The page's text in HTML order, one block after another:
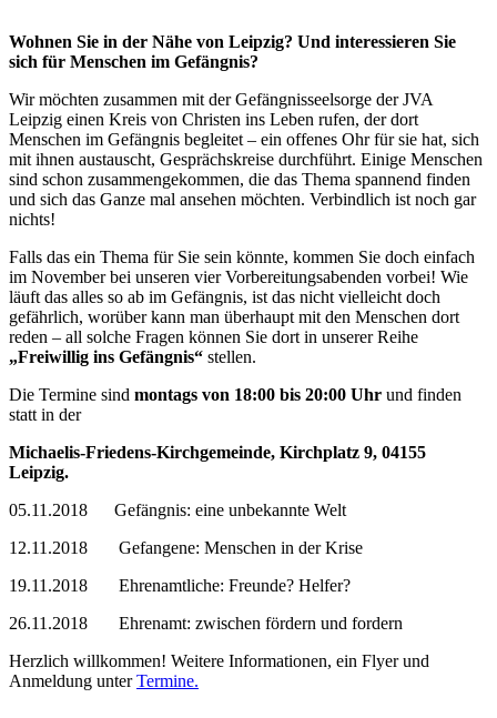
Wohnen Sie in der Nähe von Leipzig? Und interessieren Sie
sich für Menschen im Gefängnis?
Wir möchten zusammen mit der Gefängnisseelsorge der JVA
Leipzig einen Kreis von Christen ins Leben rufen, der dort
Menschen im Gefängnis begleitet – ein offenes Ohr für sie hat, sich
mit ihnen austauscht, Gesprächskreise durchführt. Einige Menschen
sind schon zusammengekommen, die das Thema spannend finden
und sich das Ganze mal ansehen möchten. Verbindlich ist noch gar
nichts!
Falls das ein Thema für Sie sein könnte, kommen Sie doch einfach
im November bei unseren vier Vorbereitungsabenden vorbei! Wie
läuft das alles so ab im Gefängnis, ist das nicht vielleicht doch
gefährlich, worüber kann man überhaupt mit den Menschen dort
reden – all solche Fragen können Sie dort in unserer Reihe
„Freiwillig ins Gefängnis“ stellen.
Die Termine sind montags von 18:00 bis 20:00 Uhr und finden
statt in der
Michaelis-Friedens-Kirchgemeinde, Kirchplatz 9, 04155
Leipzig.
05.11.2018 Gefängnis: eine unbekannte Welt
12.11.2018 Gefangene: Menschen in der Krise
19.11.2018 Ehrenamtliche: Freunde? Helfer?
26.11.2018 Ehrenamt: zwischen fördern und fordern
Herzlich willkommen! Weitere Informationen, ein Flyer und
Anmeldung unterTermine.